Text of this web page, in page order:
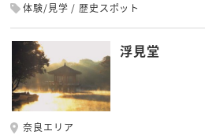
体験/見学
歴史スポット
浮見堂
奈良エリア